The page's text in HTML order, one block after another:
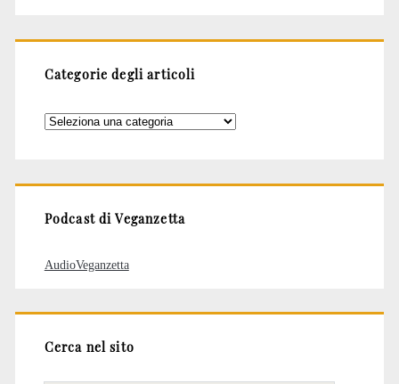
Categorie degli articoli
Categorie
Podcast di Veganzetta
AudioVeganzetta
Cerca nel sito